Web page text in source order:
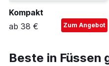
Kompakt
ab 38 €
Zum Angebot
Beste in Füssen